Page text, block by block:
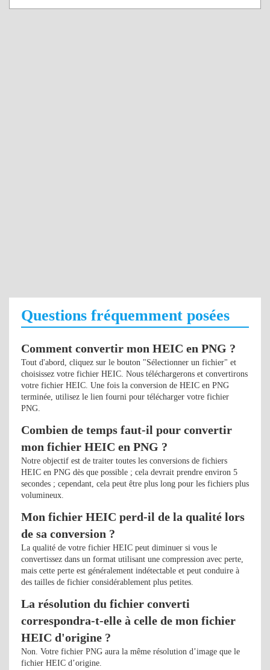
Questions fréquemment posées
Comment convertir mon HEIC en PNG ?
Tout d'abord, cliquez sur le bouton "Sélectionner un fichier" et
choisissez votre fichier HEIC. Nous téléchargerons et convertirons
votre fichier HEIC. Une fois la conversion de HEIC en PNG
terminée, utilisez le lien fourni pour télécharger votre fichier
PNG.
Combien de temps faut-il pour convertir
mon fichier HEIC en PNG ?
Notre objectif est de traiter toutes les conversions de fichiers
HEIC en PNG dès que possible ; cela devrait prendre environ 5
secondes ; cependant, cela peut être plus long pour les fichiers plus
volumineux.
Mon fichier HEIC perd-il de la qualité lors
de sa conversion ?
La qualité de votre fichier HEIC peut diminuer si vous le
convertissez dans un format utilisant une compression avec perte,
mais cette perte est généralement indétectable et peut conduire à
des tailles de fichier considérablement plus petites.
La résolution du fichier converti
correspondra-t-elle à celle de mon fichier
HEIC d'origine ?
Non. Votre fichier PNG aura la même résolution d’image que le
fichier HEIC d’origine.